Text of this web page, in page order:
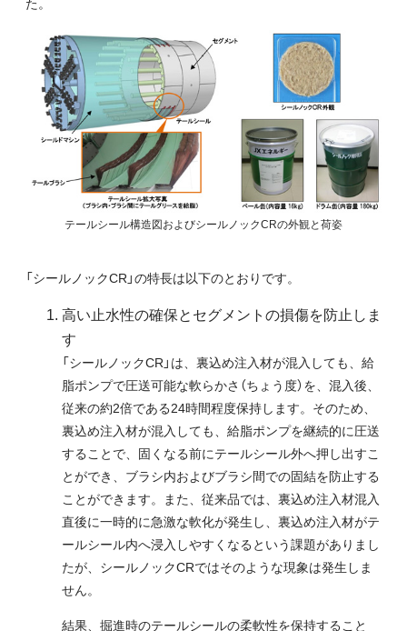
テールシール構造図およびシールノックCRの外観と荷姿
「シールノックCR」の特長は以下のとおりです。
高い止水性の確保とセグメントの損傷を防止しま
す
「シールノックCR」は、裏込め注入材が混入しても、給
脂ポンプで圧送可能な軟らかさ（ちょう度）を、混入後、
従来の約2倍である24時間程度保持します。そのため、
裏込め注入材が混入しても、給脂ポンプを継続的に圧送
することで、固くなる前にテールシール外へ押し出すこ
とができ、ブラシ内およびブラシ間での固結を防止する
ことができます。また、従来品では、裏込め注入材混入
直後に一時的に急激な軟化が発生し、裏込め注入材がテ
ールシール内へ浸入しやすくなるという課題がありまし
たが、シールノックCRではそのような現象は発生しま
せん。
結果、掘進時のテールシールの柔軟性を保持すること